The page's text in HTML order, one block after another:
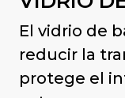
El vidrio de
reducir la
protege el